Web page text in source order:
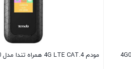
مودم 4G LTE CAT.4 همراه تندا مدل 4G185 v3.0